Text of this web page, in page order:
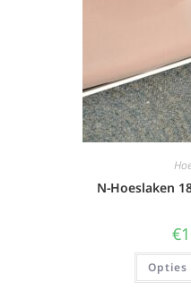
N-Hoeslaken
€
Opties